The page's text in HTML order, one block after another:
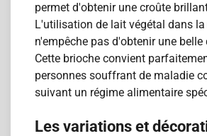
permet d'obtenir une croûte
L'utilisation de lait végétal dans la
n'empêche pas d'obtenir une
Cette brioche convient
personnes souffrant de maladie
suivant un régime alimentaire
Les variations et